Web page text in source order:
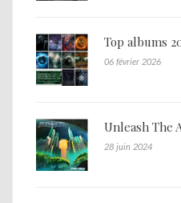
Top albums
06 février 2026
Unleash The
28 juin 2024